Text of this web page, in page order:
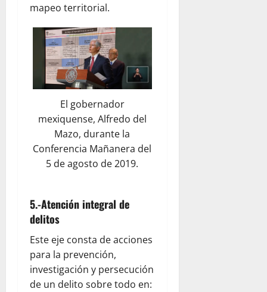
mapeo territorial.
El gobernador
mexiquense, Alfredo del
Mazo, durante la
Conferencia Mañanera del
5 de agosto de 2019.
5.-Atención integral de
delitos
Este eje consta de acciones
para la prevención,
investigación y persecución
de un delito sobre todo en: